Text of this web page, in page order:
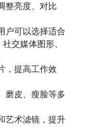
整亮度、对比
户可以选择适合
交媒体图形、
，提高工作效
磨皮、瘦脸等多
艺术滤镜，提升